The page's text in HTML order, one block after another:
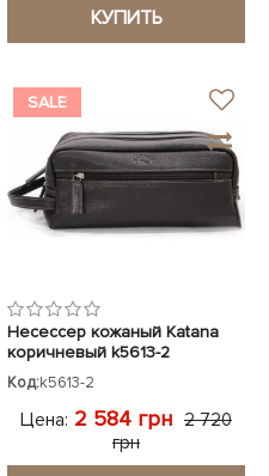
КУПИТЬ
SALE
Несессер кожаный Katana
коричневый k5613-2
Код:k5613-2
Цена: 2 584 грн 2 720
грн